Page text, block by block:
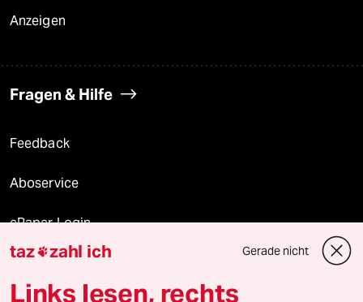
Anzeigen
Fragen & Hilfe
Feedback
Aboservice
ePaper Login
Downloads für Abonnierende
taz zahl ich Gerade nicht
Links lesen, rechts